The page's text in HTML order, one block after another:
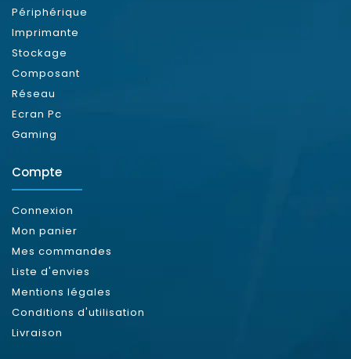
Périphérique
Imprimante
Stockage
Composant
Réseau
Ecran Pc
Gaming
Compte
Connexion
Mon panier
Mes commandes
Liste d'envies
Mentions légales
Conditions d'utilisation
Livraison